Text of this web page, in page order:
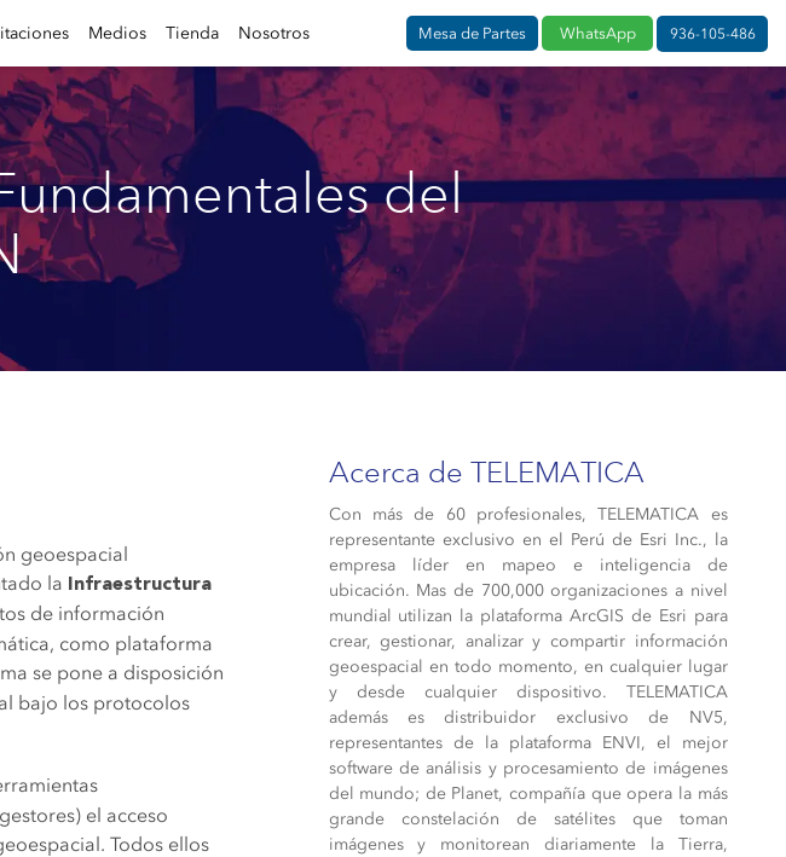
Medios Tienda Nosotros Mesa de Partes WhatsApp 936-105-486
del
geoespacial
la
Infraestructura
de información
como plataforma
se pone a disposición
bajo los protocolos
el acceso
Todos ellos
Acerca de TELEMATICA
Con más de 60 profesionales, TELEMATICA es
representante exclusivo en el Perú de Esri Inc., la
empresa líder en mapeo e inteligencia de
ubicación. Mas de 700,000 organizaciones a nivel
mundial utilizan la plataforma ArcGIS de Esri para
crear, gestionar, analizar y compartir información
geoespacial en todo momento, en cualquier lugar
y desde cualquier dispositivo. TELEMATICA
además es distribuidor exclusivo de NV5,
representantes de la plataforma ENVI, el mejor
software de análisis y procesamiento de imágenes
del mundo; de Planet, compañía que opera la más
grande constelación de satélites que toman
imágenes y monitorean diariamente la Tierra,